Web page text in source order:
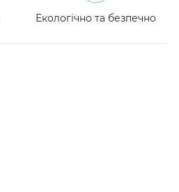
Екологічно та безпечно